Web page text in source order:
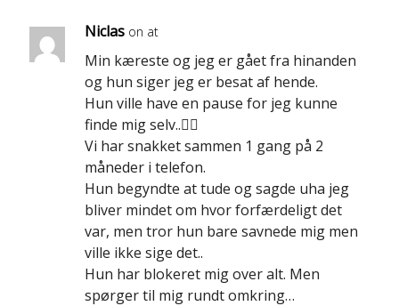
Niclas on at
Min kæreste og jeg er gået fra hinanden
og hun siger jeg er besat af hende.
Hun ville have en pause for jeg kunne
finde mig selv..🤦‍♂️
Vi har snakket sammen 1 gang på 2
måneder i telefon.
Hun begyndte at tude og sagde uha jeg
bliver mindet om hvor forfærdeligt det
var, men tror hun bare savnede mig men
ville ikke sige det..
Hun har blokeret mig over alt. Men
spørger til mig rundt omkring…